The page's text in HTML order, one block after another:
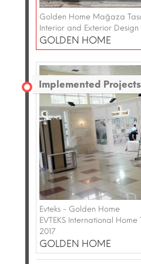
Golden Home Mağaza
Interior and Exterior
GOLDEN HOME
Implemented Projects
Evteks - Golden Home
EVTEKS International
2017
GOLDEN HOME